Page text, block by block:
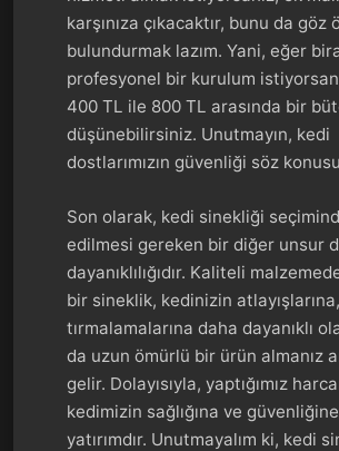
karşınıza çıkacaktır, bunu da göz
bulundurmak lazım. Yani, eğer
profesyonel bir kurulum
400 TL ile 800 TL arasında bir
düşünebilirsiniz. Unutmayın, kedi
dostlarımızın güvenliği söz
Son olarak, kedi sinekliği
edilmesi gereken bir diğer unsur
dayanıklılığıdır. Kaliteli
bir sineklik, kedinizin atlayışlarına,
tırmalamalarına daha dayanıklı
da uzun ömürlü bir ürün almanız
gelir. Dolayısıyla, yaptığımız
kedimizin sağlığına ve
yatırımdır. Unutmayalım ki, kedi